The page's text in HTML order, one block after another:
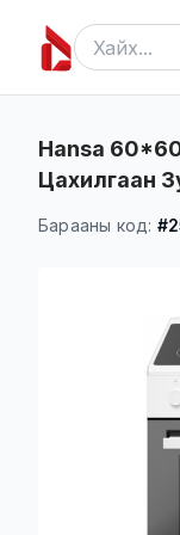
Hansa
Цахилгаан
Барааны код: